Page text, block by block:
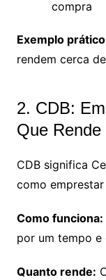
compra
Exemplo
rendem cerca
2. CDB:
Que Rende
CDB significa
como
Como funciona:
por um tempo e
Quanto rende: